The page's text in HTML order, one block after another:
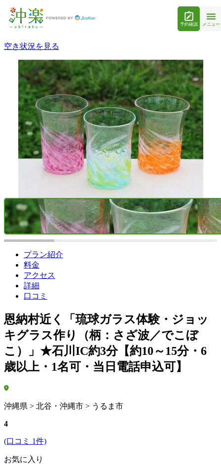
予約確認 メニュー
空き状況を見る
プラン紹介
料金
アクセス
詳細
口コミ
恩納村近く「琉球ガラス体験・ジョッ
キグラス作り（柄：さざ波／でこぼ
こ）」★石川IC約3分【約10～15分・6
歳以上・1名可・当日電話申込可】
沖縄県 > 北谷・沖縄市 > うるま市
4
(口コミ 1件)
お気に入り